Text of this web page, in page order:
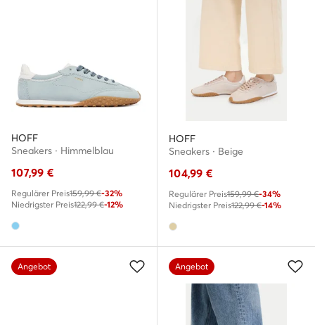
HOFF
Sneakers · Himmelblau
107,99 €
Regulärer Preis159,99 €-32%
Niedrigster Preis122,99 €-12%
HOFF
Sneakers · Beige
104,99 €
Regulärer Preis159,99 €-34%
Niedrigster Preis122,99 €-14%
Angebot Angebot